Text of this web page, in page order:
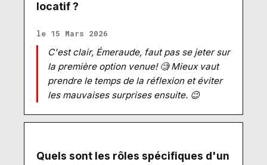
locatif ?
le 15 Mars 2026
C'est clair, Émeraude, faut pas se jeter sur
la première option venue! 🧐 Mieux vaut
prendre le temps de la réflexion et éviter
les mauvaises surprises ensuite. 😉
Quels sont les rôles spécifiques d'un